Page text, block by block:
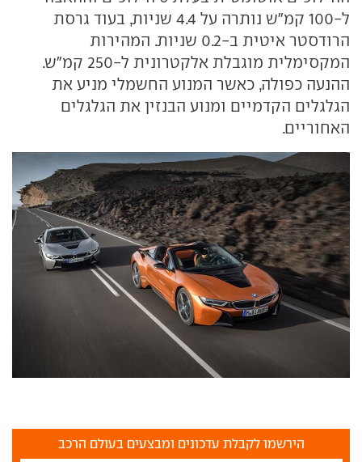
ל-100 קמ"ש נותרה על 4.4 שניות, בעוד גרסת
הרודסטר איטית ב-0.2 שניות. המהירות
המקסימלית מוגבלת אלקטרונית ל-250 קמ"ש.
ההנעה כפולה, כאשר המנוע החשמלי מניע את
הגלגלים הקדמיים ומנוע הבנזין את הגלגלים
האחוריים.
הירשמו לקבלת עדכונים ומבצעים בעולם הרכב